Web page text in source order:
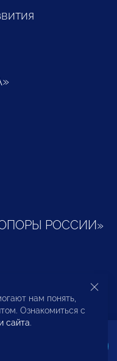
РОССИИ»
и
нам понять,
Ознакомиться с
сайта.